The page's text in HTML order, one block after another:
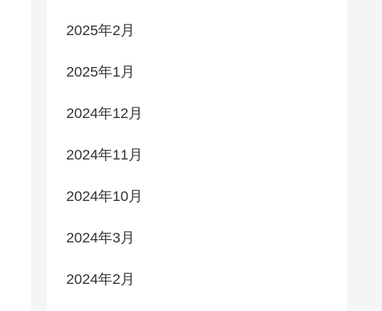
2025年2月
2025年1月
2024年12月
2024年11月
2024年10月
2024年3月
2024年2月